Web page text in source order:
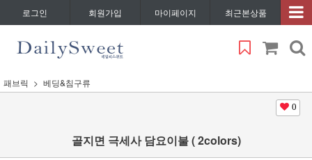
로그인 회원가입 마이페이지 최근본상품
패브릭 베딩&침구류
0
골지면 극세사 담요이불 ( 2colors)